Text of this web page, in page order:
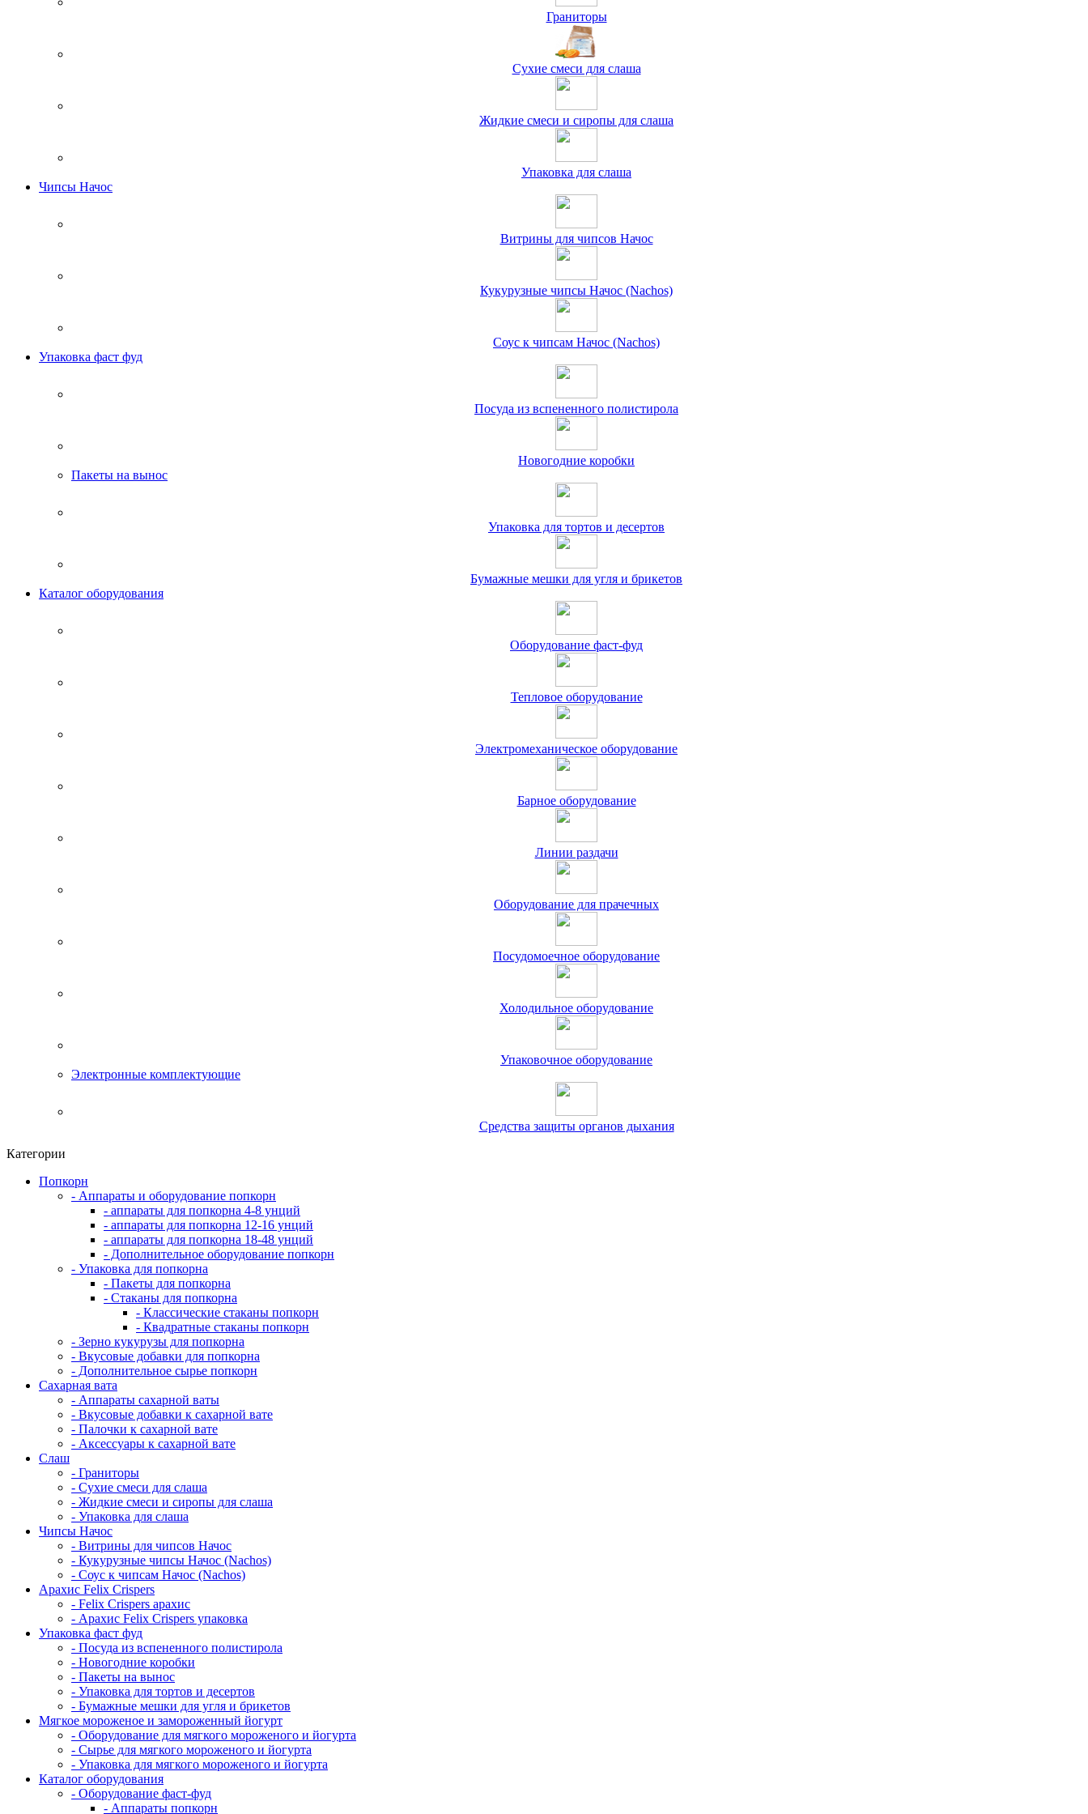
Граниторы
Сухие смеси для слаша
Жидкие смеси и сиропы для слаша
Упаковка для слаша
Чипсы Начос
Витрины для чипсов Начос
Кукурузные чипсы Начос (Nachos)
Соус к чипсам Начос (Nachos)
Упаковка фаст фуд
Посуда из вспененного полистирола
Новогодние коробки
Пакеты на вынос
Упаковка для тортов и десертов
Бумажные мешки для угля и брикетов
Каталог оборудования
Оборудование фаст-фуд
Тепловое оборудование
Электромеханическое оборудование
Барное оборудование
Линии раздачи
Оборудование для прачечных
Посудомоечное оборудование
Холодильное оборудование
Упаковочное оборудование
Электронные комплектующие
Средства защиты органов дыхания
Категории
Попкорн
- Аппараты и оборудование попкорн
- аппараты для попкорна 4-8 унций
- аппараты для попкорна 12-16 унций
- аппараты для попкорна 18-48 унций
- Дополнительное оборудование попкорн
- Упаковка для попкорна
- Пакеты для попкорна
- Стаканы для попкорна
- Классические стаканы попкорн
- Квадратные стаканы попкорн
- Зерно кукурузы для попкорна
- Вкусовые добавки для попкорна
- Дополнительное сырье попкорн
Сахарная вата
- Аппараты сахарной ваты
- Вкусовые добавки к сахарной вате
- Палочки к сахарной вате
- Аксессуары к сахарной вате
Cлаш
- Граниторы
- Сухие смеси для слаша
- Жидкие смеси и сиропы для слаша
- Упаковка для слаша
Чипсы Начос
- Витрины для чипсов Начос
- Кукурузные чипсы Начос (Nachos)
- Соус к чипсам Начос (Nachos)
Арахис Felix Crispers
- Felix Crispers арахис
- Арахис Felix Crispers упаковка
Упаковка фаст фуд
- Посуда из вспененного полистирола
- Новогодние коробки
- Пакеты на вынос
- Упаковка для тортов и десертов
- Бумажные мешки для угля и брикетов
Мягкое мороженое и замороженный йогурт
- Оборудование для мягкого мороженого и йогурта
- Сырье для мягкого мороженого и йогурта
- Упаковка для мягкого мороженого и йогурта
Каталог оборудования
- Оборудование фаст-фуд
- Аппараты попкорн